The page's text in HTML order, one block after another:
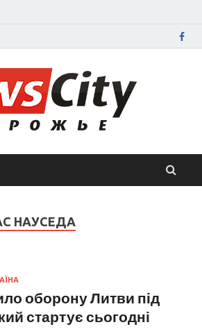
НАУСЕДА
оборону Литви під
стартує сьогодні